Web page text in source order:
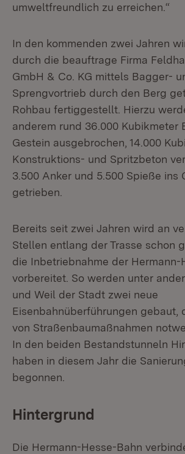
umweltfreundlich zu erreichen.“
In den kommenden zwei Jahren
durch die beauftrage Firma
GmbH & Co. KG mittels Bagger-
Sprengvortrieb durch den Berg
Rohbau fertiggestellt. Hierzu
anderem rund 36.000 Kubikmeter
Gestein ausgebrochen, 14.000
Konstruktions- und Spritzbeton
3.500 Anker und 5.500 Spieße ins
getrieben.
Bereits seit zwei Jahren wird an
Stellen entlang der Trasse schon
die Inbetriebnahme der Hermann-
vorbereitet. So werden unter
und Weil der Stadt zwei neue
Eisenbahnüberführungen gebaut,
von Straßenbaumaßnahmen
In den beiden Bestandstunneln
haben in diesem Jahr die
begonnen.
Hintergrund
Die Hermann-Hesse-Bahn